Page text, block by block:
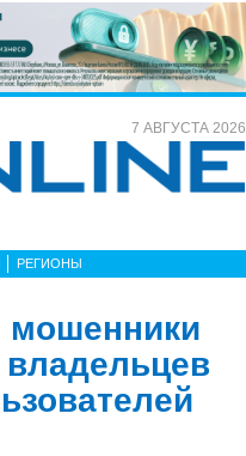
7 АВГУСТА 2026
РЕГИОНЫ
мошенники
владельцев